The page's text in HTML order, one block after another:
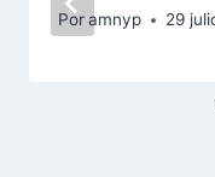
Poramnyp 29